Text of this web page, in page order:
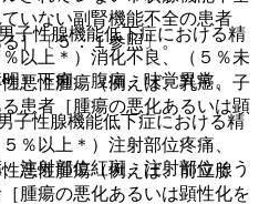
いない副腎機能不全の患者
］〔５．１参照〕。
悪性腫瘍（例えば、乳癌、子
患者［腫瘍の悪化あるいは顕
悪性腫瘍（例えば、前立腺
腫瘍の悪化あるいは顕性化を
子性腺機能低下症における精
以上＊）消化不良、（５％未
）下痢、腹痛、味覚異常。
性腺機能低下症における精
％以上＊）注射部位疼痛、
注射部位紅斑、注射部位そう